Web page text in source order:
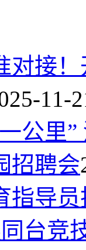
对接
11-
公里
招聘会
指导
台竞